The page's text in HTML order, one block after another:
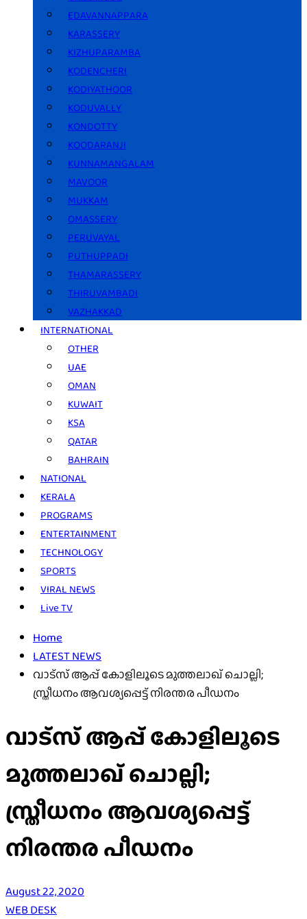
EDAVANNAPPARA
KARASSERY
KIZHUPARAMBA
KODENCHERI
KODIYATHOOR
KODUVALLY
KONDOTTY
KOODARANJI
KUNNAMANGALAM
MAVOOR
MUKKAM
OMASSERY
PERUVAYAL
PUTHUPPADI
THAMARASSERY
THIRUVAMBADI
VAZHAKKAD
INTERNATIONAL
OTHER
UAE
OMAN
KUWAIT
KSA
QATAR
BAHRAIN
NATIONAL
KERALA
PROGRAMS
ENTERTAINMENT
TECHNOLOGY
SPORTS
VIRAL NEWS
Live TV
Home
LATEST NEWS
വാട്സ് ആപ്പ് കോളിലൂടെ മുത്തലാഖ് ചൊല്ലി;
സ്ത്രീധനം ആവശ്യപ്പെട്ട് നിരന്തര പീഡനം
വാട്സ് ആപ്പ് കോളിലൂടെ
മുത്തലാഖ് ചൊല്ലി;
സ്ത്രീധനം ആവശ്യപ്പെട്ട്
നിരന്തര പീഡനം
August 22, 2020
WEB DESK